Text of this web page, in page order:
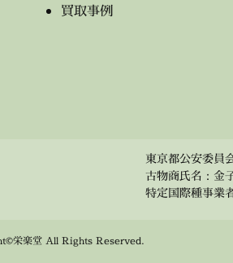
買取事例
東京都公安委員
古物商氏名：金
特定国際種事業
栄楽堂 All Rights Reserved.